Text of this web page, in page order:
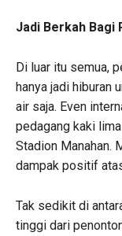
Jadi Berkah Bagi
Di luar itu semua,
hanya jadi hiburan
air saja. Even
pedagang kaki
Stadion Manahan.
dampak positif
Tak sedikit di
tinggi dari